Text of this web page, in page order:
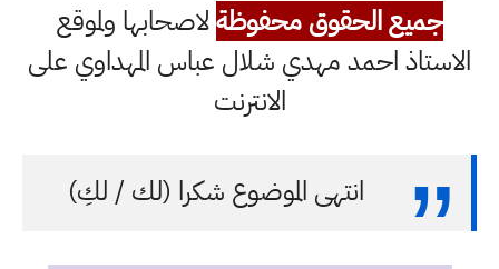
جميع الحقوق محفوظةلاصحابها ولموقع
الاستاذ احمد مهدي شلال عباس المهداوي على
الانترنت
انتهى الموضوع شكرا (لك / لكِ)